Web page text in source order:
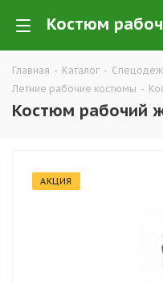
Главная - Каталог -
Летние рабочие костюмы -
Костюм рабочий
АКЦИЯ